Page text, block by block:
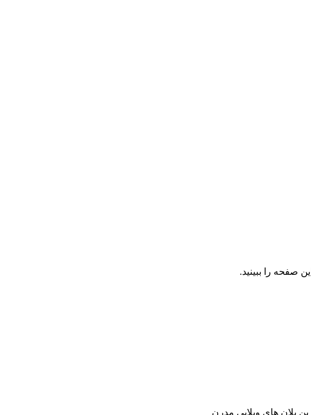
این صفحه را ببینید.